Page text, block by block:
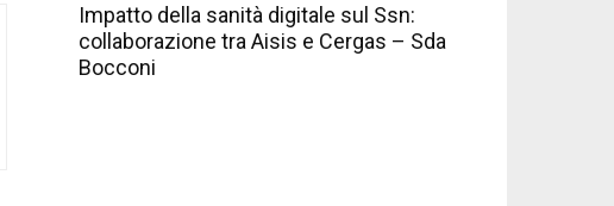
Impatto della sanità digitale sul Ssn:
collaborazione tra Aisis e Cergas – Sda
Bocconi